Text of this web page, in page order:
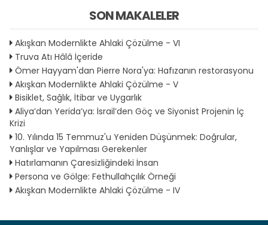
SON MAKALELER
Akışkan Modernlikte Ahlaki Çözülme - VI
Truva Atı Hâlâ İçeride
Ömer Hayyam'dan Pierre Nora'ya: Hafızanın restorasyonu
Akışkan Modernlikte Ahlaki Çözülme - V
Bisiklet, Sağlık, İtibar ve Uygarlık
Aliya’dan Yerida’ya: İsrail’den Göç ve Siyonist Projenin İç
Krizi
10. Yılında 15 Temmuz'u Yeniden Düşünmek: Doğrular,
Yanlışlar ve Yapılması Gerekenler
Hatırlamanın Çaresizliğindeki İnsan
Persona ve Gölge: Fethullahçılık Örneği
Akışkan Modernlikte Ahlaki Çözülme - IV